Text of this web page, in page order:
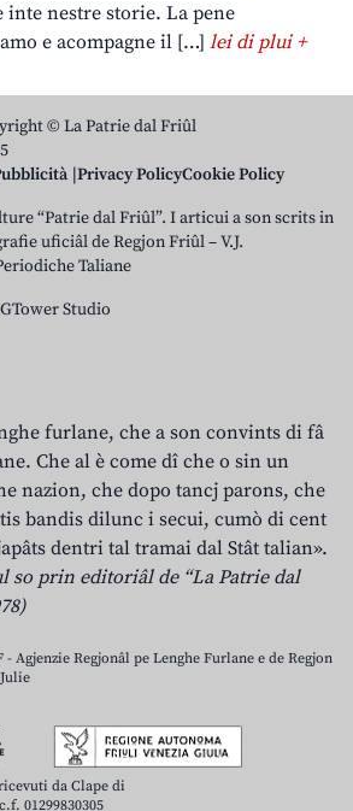
inte nestre storie. La pene
e acompagne il […] lei di plui +
© La Patrie dal Friûl
Privacy PolicyCookie Policy
“Patrie dal Friûl”. I articui a son scrits in
uficiâl de Regjon Friûl – V.J.
Taliane
Studio
furlane, che a son convints di fâ
Che al è come dî che o sin un
nazion, che dopo tancj parons, che
bandis dilunc i secui, cumò di cent
dentri tal tramai dal Stât talian».
so prin editoriâl de “La Patrie dal
Agjenzie Regjonâl pe Lenghe Furlane e de Regjon
da Clape di
01299830305